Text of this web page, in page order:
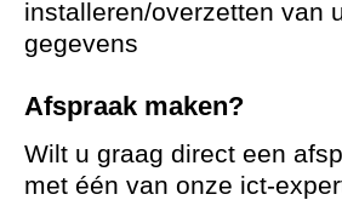
installeren/overzetten van
gegevens
Afspraak maken?
Wilt u graag direct een
met één van onze ict-